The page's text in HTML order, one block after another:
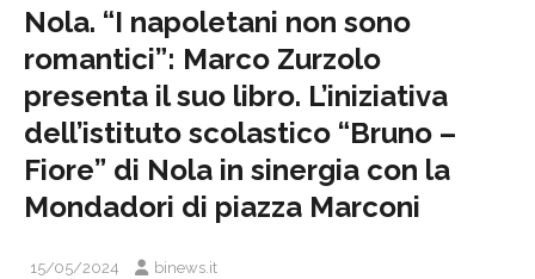
Nola. “I napoletani non sono
romantici”: Marco Zurzolo
presenta il suo libro. L’iniziativa
dell’istituto scolastico “Bruno –
Fiore” di Nola in sinergia con la
Mondadori di piazza Marconi
15/05/2024 binews.it